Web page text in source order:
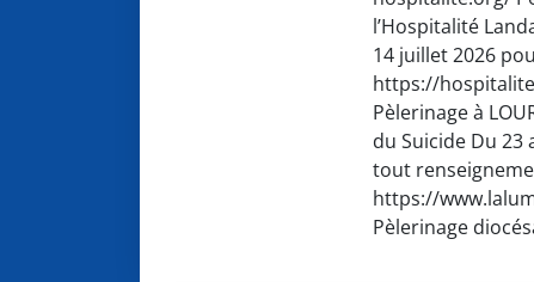
l’Hospitalité
14 juillet 2026
https://
Pèlerinage à
du Suicide Du 23
tout
https://
Pèlerinage